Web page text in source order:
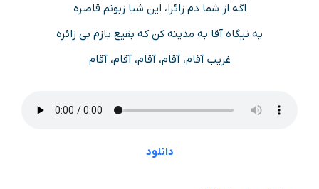
اگه از شما دم زائرا، این شبا زبونم قاصره
یه نیگاه آقا به مدینه کن که بقیع بازم بی زائره
غریب آقام، آقام، آقام، آقام، آقام
دانلود